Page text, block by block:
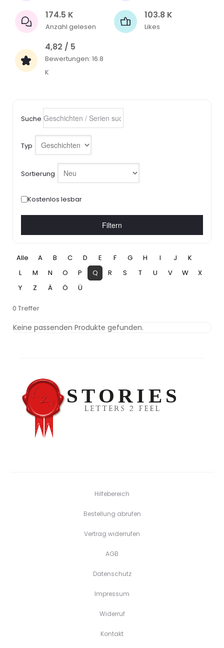
174.5 K
Anzahl gelesen
103.8 K
Likes
4,82 / 5
Bewertungen: 16.8
K
Suche
Typ
Sortierung
Kostenlos lesbar
Filtern
Alle A B C D E F G H I J
K
L
M N O P Q R S T U V W
X
Y
Z Ä Ö Ü
0 Treffer
Keine passenden Produkte gefunden.
Hilfebereich
Bestellung abrufen
Vertrag widerrufen
AGB
Datenschutz
Impressum
Widerruf
Kontakt